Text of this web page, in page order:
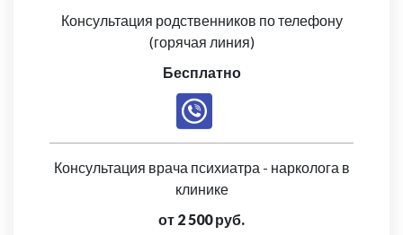
Консультация родственников по телефону
(горячая линия)
Бесплатно
Консультация врача психиатра - нарколога в
клинике
от 2 500 руб.